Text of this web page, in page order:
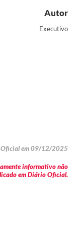
Autor
Executivo
em 09/12/2025
informativo não
em Diário Oficial.